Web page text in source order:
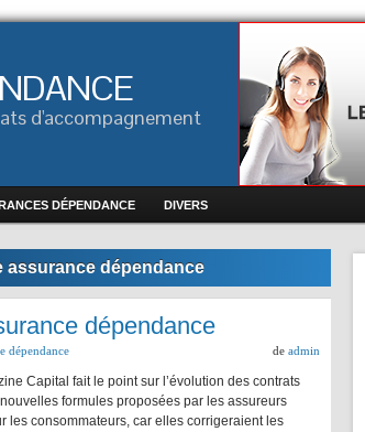
d'accompagnement
DÉPENDANCE DIVERS
assurance dépendance
dépendance
dépendance de admin
Capital fait le point sur l’évolution des contrats
formules proposées par les assureurs
les consommateurs, car elles corrigeraient les